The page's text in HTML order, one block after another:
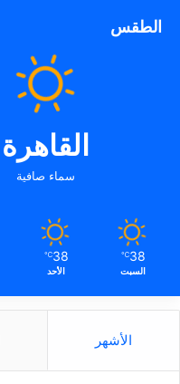
الطقس
القاهرة
سماء صافية
38
℃
السبت
38
℃
الأحد
الأشهر